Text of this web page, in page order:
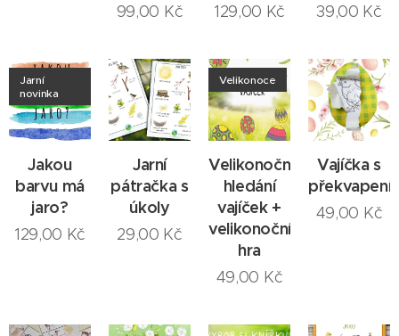
99,00 Kč 129,00 Kč 39,00 Kč
Jakou
barvu má
jaro?
Jarní
novinka
129,00 Kč
Jarní
pátračka s
úkoly
29,00 Kč
Velikonoční
hledání
vajíček +
velikonoční
hra
Velikonoce
49,00 Kč
Vajíčka s
49,00 Kč